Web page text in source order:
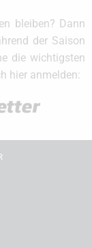
bleiben? Dann
der Saison
die wichtigsten
hier anmelden: